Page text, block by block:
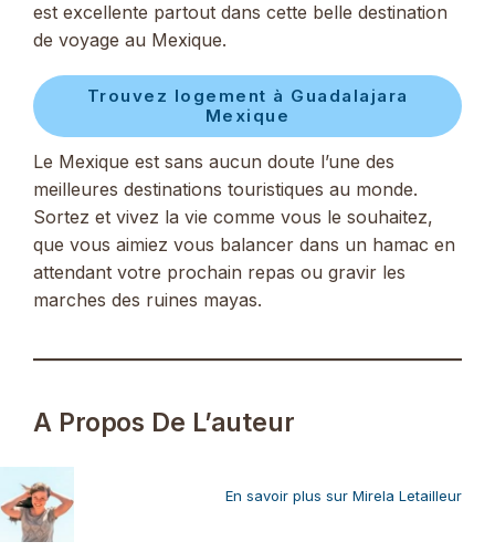
est excellente partout dans cette belle destination
de voyage au Mexique.
Trouvez logement à Guadalajara
Mexique
Le Mexique est sans aucun doute l’une des
meilleures destinations touristiques au monde.
Sortez et vivez la vie comme vous le souhaitez,
que vous aimiez vous balancer dans un hamac en
attendant votre prochain repas ou gravir les
marches des ruines mayas.
A Propos De L’auteur
En savoir plus sur Mirela Letailleur